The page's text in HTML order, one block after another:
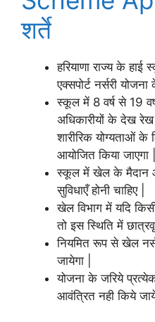
शर्ते
हरियाणा राज्य के
एक्सपोर्ट नर्सरी
स्कूल में 8 वर्ष से 19
अधिकारीयों के देख
शारीरिक योग्यताओं के
आयोजित किया जाएगा |
स्कूल में खेल के मैदान
सुविधाएँ होनी चाहिए |
खेल विभाग में यदि
तो इस स्थिति में
नियमित रूप से खेल
जायेगा |
योजना के जरिये
आवंत्रित नही किये